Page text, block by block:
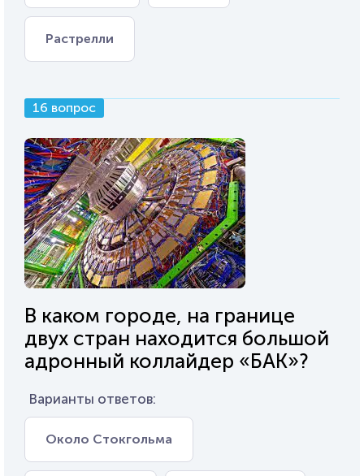
Растрелли
16 вопрос
В каком городе, на границе
двух стран находится большой
адронный коллайдер «БАК»?
Варианты ответов:
Около Стокгольма